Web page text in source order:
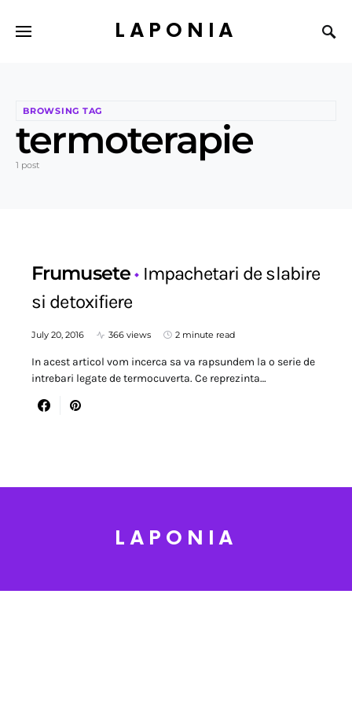
LAPONIA
BROWSING TAG
termoterapie
1 post
Frumusete
Impachetari de slabire
si detoxifiere
July 20, 2016 366 views 2 minute read
In acest articol vom incerca sa va rapsundem la o serie de
intrebari legate de termocuverta. Ce reprezinta…
LAPONIA